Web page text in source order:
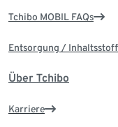
Tchibo MOBIL FAQs
Entsorgung /
Über Tchibo
Karriere